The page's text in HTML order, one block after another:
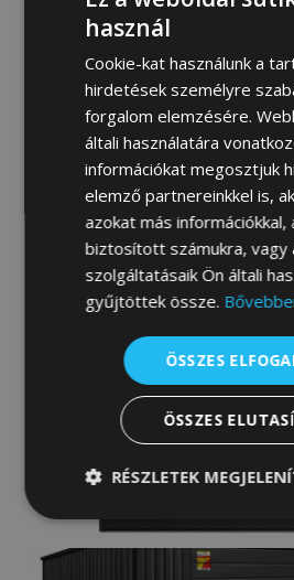
Fotógaléria:
használ
Cookie-kat használunk a
hirdetések személyre
forgalom elemzésére.
általi használatára
információkat megosztjuk
elemző partnereinkkel is,
azokat más
biztosított számukra, vagy
szolgáltatásaik Ön általi
gyűjtöttek össze.
ÖSSZES
ÖSSZES
RÉSZLETEK
Elengedhetetlenül